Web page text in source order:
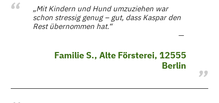
„Mit Kindern und Hund umzuziehen war
schon stressig genug – gut, dass Kaspar den
Rest übernommen hat.“
Familie S., Alte Försterei, 12555
Berlin